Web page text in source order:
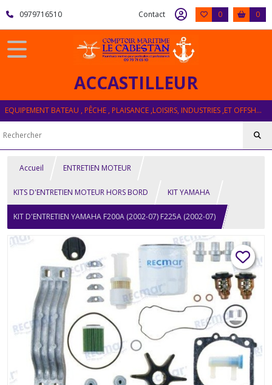
0979716510 Contact 0 0
ACCASTILLEUR
EQUIPEMENT BATEAU , PÊCHE , PLAISANCE ,LOISIRS, INDUSTRIES ,ET OFFSHORE
Accueil ENTRETIEN MOTEUR
KITS D'ENTRETIEN MOTEUR HORS BORD KIT YAMAHA
KIT D'ENTRETIEN YAMAHA F200A (2002-07) F225A (2002-07)